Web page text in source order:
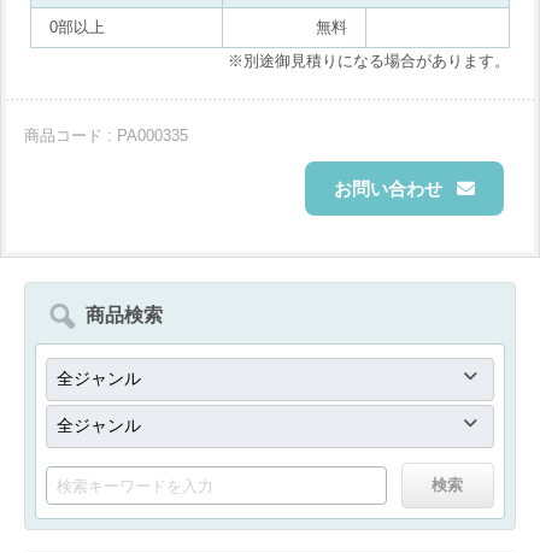
0部以上
無料
※別途御見積りになる場合があります。
商品コード : PA000335
お問い合わせ
商品検索